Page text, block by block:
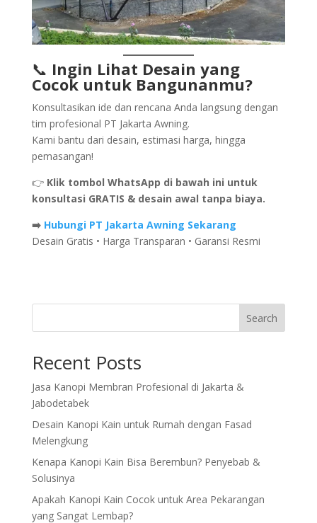
📞 Ingin Lihat Desain yang
Cocok untuk Bangunanmu?
Konsultasikan ide dan rencana Anda langsung dengan
tim profesional PT Jakarta Awning.
Kami bantu dari desain, estimasi harga, hingga
pemasangan!
👉 Klik tombol WhatsApp di bawah ini untuk
konsultasi GRATIS & desain awal tanpa biaya.
➡️ Hubungi PT Jakarta Awning Sekarang
Desain Gratis • Harga Transparan • Garansi Resmi
Search
Recent Posts
Jasa Kanopi Membran Profesional di Jakarta &
Jabodetabek
Desain Kanopi Kain untuk Rumah dengan Fasad
Melengkung
Kenapa Kanopi Kain Bisa Berembun? Penyebab &
Solusinya
Apakah Kanopi Kain Cocok untuk Area Pekarangan
yang Sangat Lembap?